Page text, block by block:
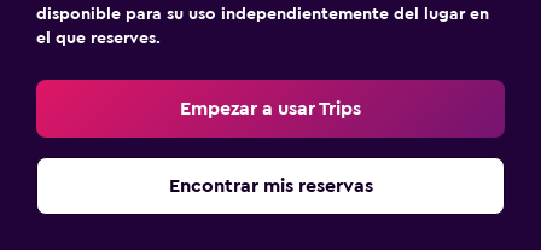
disponible para su uso independientemente del lugar en
el que reserves.
Empezar a usar Trips
Encontrar mis reservas